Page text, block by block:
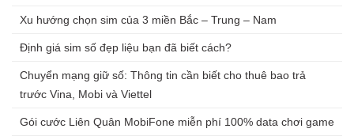
Xu hướng chọn sim của 3 miền Bắc – Trung – Nam
Định giá sim số đẹp liệu bạn đã biết cách?
Chuyển mạng giữ số: Thông tin cần biết cho thuê bao trả
trước Vina, Mobi và Viettel
Gói cước Liên Quân MobiFone miễn phí 100% data chơi game